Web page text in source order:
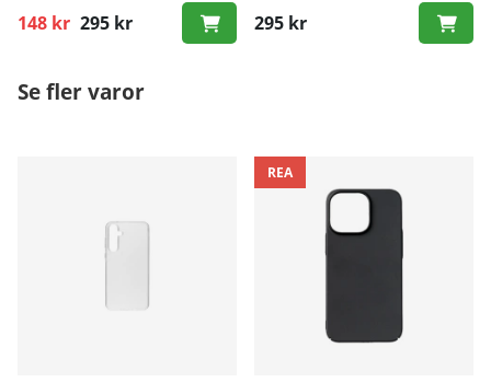
148 kr 295 kr
Ordinarie pris: 295 kr
Se fler varor
REA